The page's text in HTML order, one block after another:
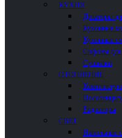
КУХНЯ
Дозаторы
Кухонные
Кухонные
Сифоны для
Сушилки
ОТОПЛЕНИЕ
Радиаторы
СВЕТ
Напольные